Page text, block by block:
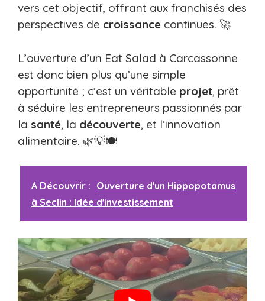
vers cet objectif, offrant aux franchisés des
perspectives de croissance continues. 🚀
L’ouverture d’un Eat Salad à Carcassonne
est donc bien plus qu’une simple
opportunité ; c’est un véritable projet, prêt
à séduire les entrepreneurs passionnés par
la santé, la découverte, et l’innovation
alimentaire. 🌿💡🍽️
A Découvrir : Ouverture d'un Hippopotamus
à Seclin : Idée d'investissement